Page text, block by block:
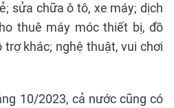
sửa chữa ô tô, xe máy; dịch
thuê máy móc thiết bị, đồ
trợ khác; nghệ thuật, vui chơi
10/2023, cả nước cũng có